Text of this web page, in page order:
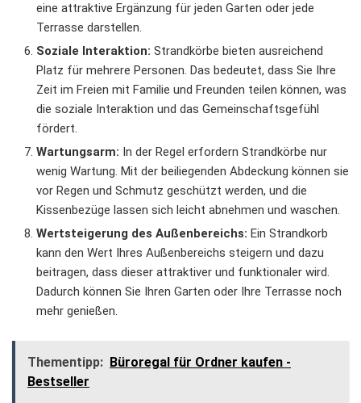
eine attraktive Ergänzung für jeden Garten oder jede
Terrasse darstellen.
Soziale Interaktion: Strandkörbe bieten ausreichend
Platz für mehrere Personen. Das bedeutet, dass Sie Ihre
Zeit im Freien mit Familie und Freunden teilen können, was
die soziale Interaktion und das Gemeinschaftsgefühl
fördert.
Wartungsarm: In der Regel erfordern Strandkörbe nur
wenig Wartung. Mit der beiliegenden Abdeckung können sie
vor Regen und Schmutz geschützt werden, und die
Kissenbezüge lassen sich leicht abnehmen und waschen.
Wertsteigerung des Außenbereichs: Ein Strandkorb
kann den Wert Ihres Außenbereichs steigern und dazu
beitragen, dass dieser attraktiver und funktionaler wird.
Dadurch können Sie Ihren Garten oder Ihre Terrasse noch
mehr genießen.
Thementipp: Büroregal für Ordner kaufen -
Bestseller